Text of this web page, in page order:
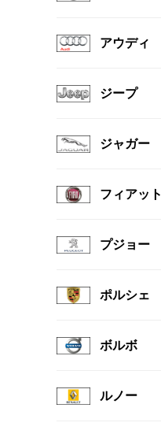
アウディ
ジープ
ジャガー
フィアット
プジョー
ポルシェ
ボルボ
ルノー